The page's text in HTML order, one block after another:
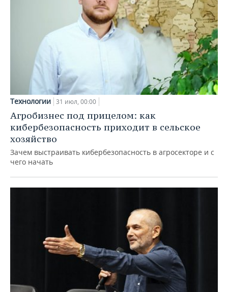
Технологии 31 июл, 00:00
Агробизнес под прицелом: как
кибербезопасность приходит в сельское
хозяйство
Зачем выстраивать кибербезопасность в агросекторе и с
чего начать